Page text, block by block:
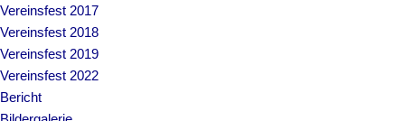
Vereinsfest 2017
Vereinsfest 2018
Vereinsfest 2019
Vereinsfest 2022
Bericht